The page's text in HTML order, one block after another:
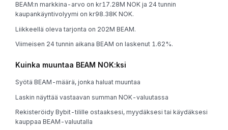
BEAM:n markkina-arvo on kr17.28M NOK ja 24 tunnin
kaupankäyntivolyymi on kr98.38K NOK.
Liikkeellä oleva tarjonta on 202M BEAM.
Viimeisen 24 tunnin aikana BEAM on laskenut 1.62%.
Kuinka muuntaa BEAM NOK:ksi
Syötä BEAM-määrä, jonka haluat muuntaa
Laskin näyttää vastaavan summan NOK-valuutassa
Rekisteröidy Bybit-tilille ostaaksesi, myydäksesi tai käydäksesi
kauppaa BEAM-valuutalla